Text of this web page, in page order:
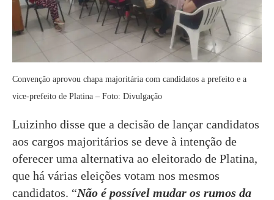
Convenção aprovou chapa majoritária com candidatos a prefeito e a
vice-prefeito de Platina – Foto: Divulgação
Luizinho disse que a decisão de lançar candidatos
aos cargos majoritários se deve à intenção de
oferecer uma alternativa ao eleitorado de Platina,
que há várias eleições votam nos mesmos
candidatos. “Não é possível mudar os rumos da